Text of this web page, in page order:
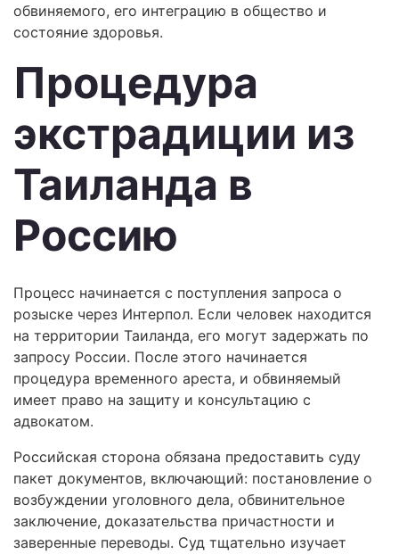
обвиняемого, его интеграцию в общество и
состояние здоровья.
Процедура
экстрадиции из
Таиланда в
Россию
Процесс начинается с поступления запроса о
розыске через Интерпол. Если человек находится
на территории Таиланда, его могут задержать по
запросу России. После этого начинается
процедура временного ареста, и обвиняемый
имеет право на защиту и консультацию с
адвокатом.
Российская сторона обязана предоставить суду
пакет документов, включающий: постановление о
возбуждении уголовного дела, обвинительное
заключение, доказательства причастности и
заверенные переводы. Суд тщательно изучает